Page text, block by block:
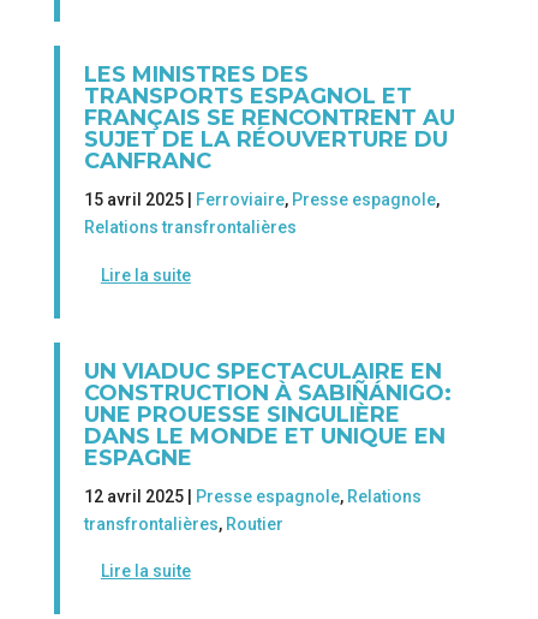
LES MINISTRES DES
TRANSPORTS ESPAGNOL ET
FRANÇAIS SE RENCONTRENT AU
SUJET DE LA RÉOUVERTURE DU
CANFRANC
15 avril 2025 | Ferroviaire, Presse espagnole,
Relations transfrontalières
Lire la suite
UN VIADUC SPECTACULAIRE EN
CONSTRUCTION À SABIÑÁNIGO:
UNE PROUESSE SINGULIÈRE
DANS LE MONDE ET UNIQUE EN
ESPAGNE
12 avril 2025 | Presse espagnole, Relations
transfrontalières, Routier
Lire la suite